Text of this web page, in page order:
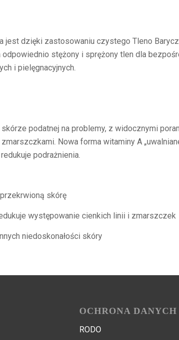
dzięki zastosowaniu czystego Tleno
stężony i sprężony tlen dla
i pielęgnacyjnych.
podatnej na problemy, z widocznymi
Nowa forma witaminy A
podrażnienia.
skórę
występowanie cienkich linii i zmarszczek
niedoskonałości skóry
OCHRONA
RODO